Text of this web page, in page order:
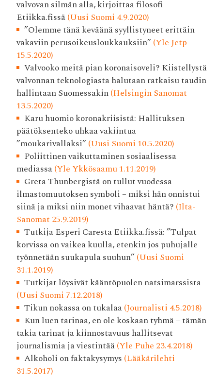
valvovan silmän alla, kirjoittaa filosofi
Etiikka.fissä(Uusi Suomi 4.9.2020)
”Olemme tänä keväänä syyllistyneet erittäin
vakaviin perusoikeusloukkauksiin”(Yle Jetp
15.5.2020)
Valvooko meitä pian korona­isoveli? Kiistellystä
valvonnan teknologiasta halutaan ratkaisu taudin
hallintaan Suomessakin(Helsingin Sanomat
13.5.2020)
Karu huomio koronakriisistä: Hallituksen
päätöksenteko uhkaa vakiintua
”moukarivallaksi”(Uusi Suomi 10.5.2020)
Poliittinen vaikuttaminen sosiaalisessa
mediassa(Yle Ykkösaamu 1.11.2019)
Greta Thunbergistä on tullut vuodessa
ilmastomuutoksen symboli – miksi hän onnistui
siinä ja miksi niin monet vihaavat häntä? (Ilta-
Sanomat 25.9.2019)
Tutkija Esperi Caresta Etiikka.fissä: ”Tulpat
korvissa on vaikea kuulla, etenkin jos puhujalle
työnnetään suukapula suuhun”(Uusi Suomi
31.1.2019)
Tutkijat löysivät kääntöpuolen natsimarssista
(Uusi Suomi 7.12.2018)
Tikun nokassa on tukalaa(Journalisti 4.5.2018)
Kun luen tarinaa, en ole koskaan tyhmä – tämän
takia tarinat ja kiinnostavuus hallitsevat
journalismia ja viestintää(Yle Puhe 23.4.2018)
Alkoholi on faktakysymys (Lääkärilehti
31.5.2017)